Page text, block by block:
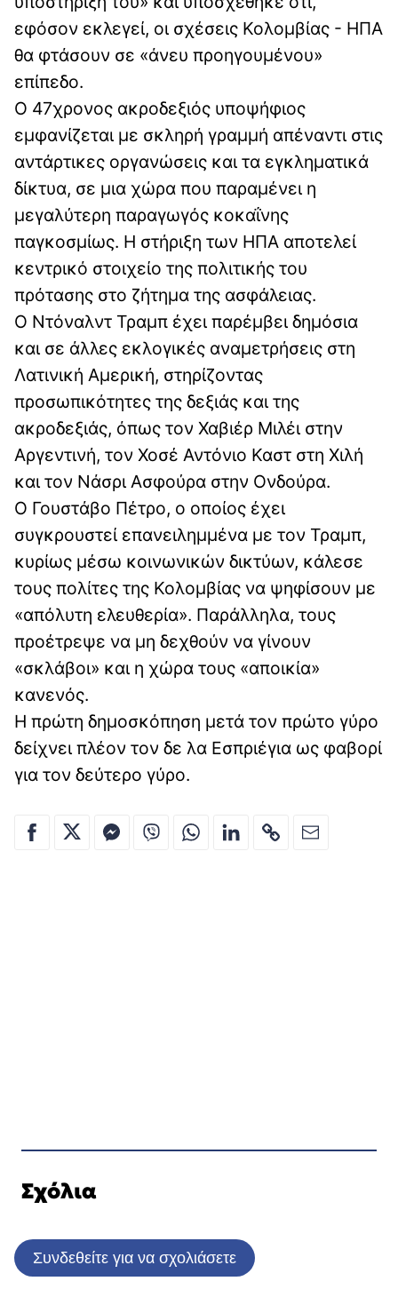
εφόσον εκλεγεί, οι σχέσεις Κολομβίας - ΗΠΑ
θα φτάσουν σε «άνευ προηγουμένου»
επίπεδο.
Ο 47χρονος ακροδεξιός υποψήφιος
εμφανίζεται με σκληρή γραμμή απέναντι στις
αντάρτικες οργανώσεις και τα εγκληματικά
δίκτυα, σε μια χώρα που παραμένει η
μεγαλύτερη παραγωγός κοκαΐνης
παγκοσμίως. Η στήριξη των ΗΠΑ αποτελεί
κεντρικό στοιχείο της πολιτικής του
πρότασης στο ζήτημα της ασφάλειας.
Ο Ντόναλντ Τραμπ έχει παρέμβει δημόσια
και σε άλλες εκλογικές αναμετρήσεις στη
Λατινική Αμερική, στηρίζοντας
προσωπικότητες της δεξιάς και της
ακροδεξιάς, όπως τον Χαβιέρ Μιλέι στην
Αργεντινή, τον Χοσέ Αντόνιο Καστ στη Χιλή
και τον Νάσρι Ασφούρα στην Ονδούρα.
Ο Γουστάβο Πέτρο, ο οποίος έχει
συγκρουστεί επανειλημμένα με τον Τραμπ,
κυρίως μέσω κοινωνικών δικτύων, κάλεσε
τους πολίτες της Κολομβίας να ψηφίσουν με
«απόλυτη ελευθερία». Παράλληλα, τους
προέτρεψε να μη δεχθούν να γίνουν
«σκλάβοι» και η χώρα τους «αποικία»
κανενός.
Η πρώτη δημοσκόπηση μετά τον πρώτο γύρο
δείχνει πλέον τον δε λα Εσπριέγια ως φαβορί
για τον δεύτερο γύρο.
Σχόλια
Συνδεθείτε για να σχολιάσετε